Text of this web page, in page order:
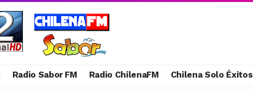
Radio Sabor FM Radio ChilenaFM Chilena Solo Éxitos